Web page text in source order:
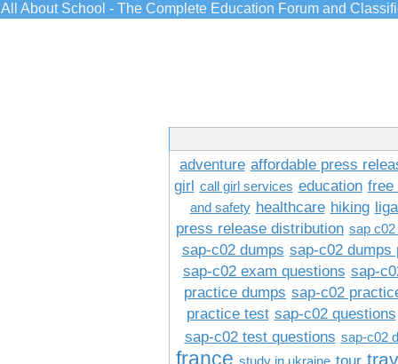
All About School - The Complete Education Forum and
adventure affordable press
girl call girl services education free
and safety healthcare hiking
press release distribution sap
sap-c02 dumps sap-c02 dumps
sap-c02 exam questions sap-
practice dumps sap-c02
practice test sap-c02 questions
sap-c02 test questions sap-c02
france